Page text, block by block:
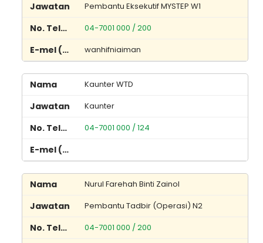
Pembantu Eksekutif MYSTEP W1
04-7001 000 / 200
wanhifniaiman
Kaunter WTD
Kaunter
04-7001 000 / 124
Nurul Farehah Binti Zainol
Pembantu Tadbir (Operasi) N2
04-7001 000 / 200